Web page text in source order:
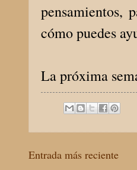
pensamientos,
cómo puedes
La próxima
Entrada más reciente